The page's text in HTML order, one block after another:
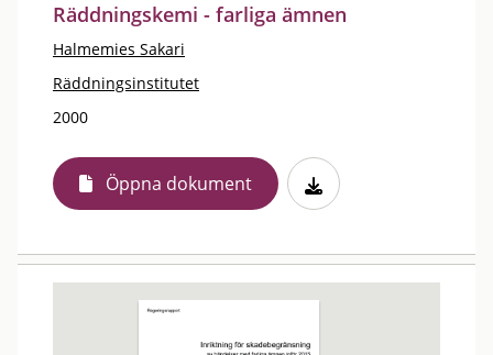
Räddningskemi - farliga ämnen
Halmemies Sakari
Räddningsinstitutet
2000
Öppna dokument